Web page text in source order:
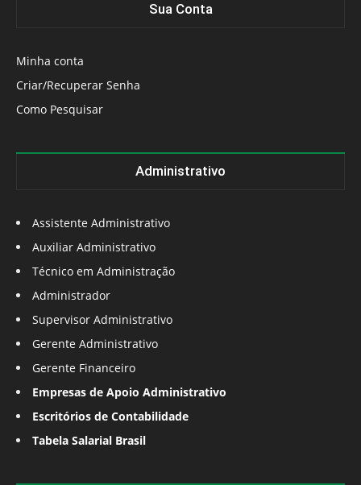
Sua Conta
Minha conta
Criar/Recuperar Senha
Como Pesquisar
Administrativo
Assistente Administrativo
Auxiliar Administrativo
Técnico em Administração
Administrador
Supervisor Administrativo
Gerente Administrativo
Gerente Financeiro
Empresas de Apoio Administrativo
Escritórios de Contabilidade
Tabela Salarial Brasil